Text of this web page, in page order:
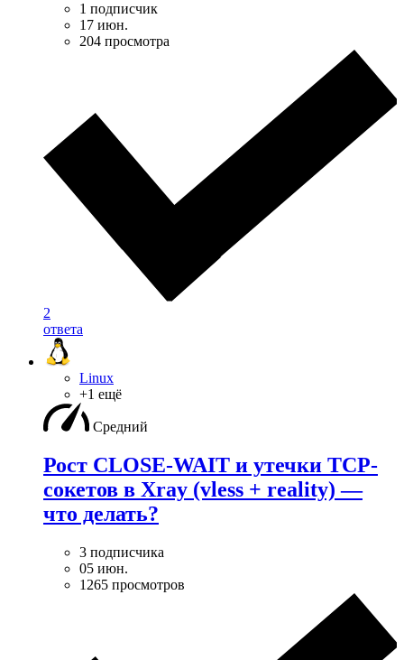
1 подписчик
17 июн.
204 просмотра
2
ответа
Linux
+1 ещё
Средний
Рост CLOSE-WAIT и утечки TCP-
сокетов в Xray (vless + reality) —
что делать?
3 подписчика
05 июн.
1265 просмотров